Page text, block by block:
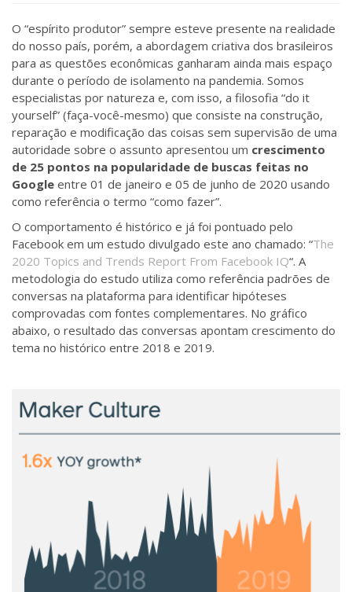
O “espírito produtor” sempre esteve presente na realidade
do nosso país, porém, a abordagem criativa dos brasileiros
para as questões econômicas ganharam ainda mais espaço
durante o período de isolamento na pandemia. Somos
especialistas por natureza e, com isso, a filosofia “do it
yourself” (faça-você-mesmo) que consiste na construção,
reparação e modificação das coisas sem supervisão de uma
autoridade sobre o assunto apresentou um crescimento
de 25 pontos na popularidade de buscas feitas no
Google entre 01 de janeiro e 05 de junho de 2020 usando
como referência o termo “como fazer”.
O comportamento é histórico e já foi pontuado pelo
Facebook em um estudo divulgado este ano chamado: “The
2020 Topics and Trends Report From Facebook IQ“. A
metodologia do estudo utiliza como referência padrões de
conversas na plataforma para identificar hipóteses
comprovadas com fontes complementares. No gráfico
abaixo, o resultado das conversas apontam crescimento do
tema no histórico entre 2018 e 2019.